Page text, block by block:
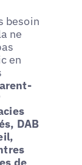
besoin
ne
en
DAB
de